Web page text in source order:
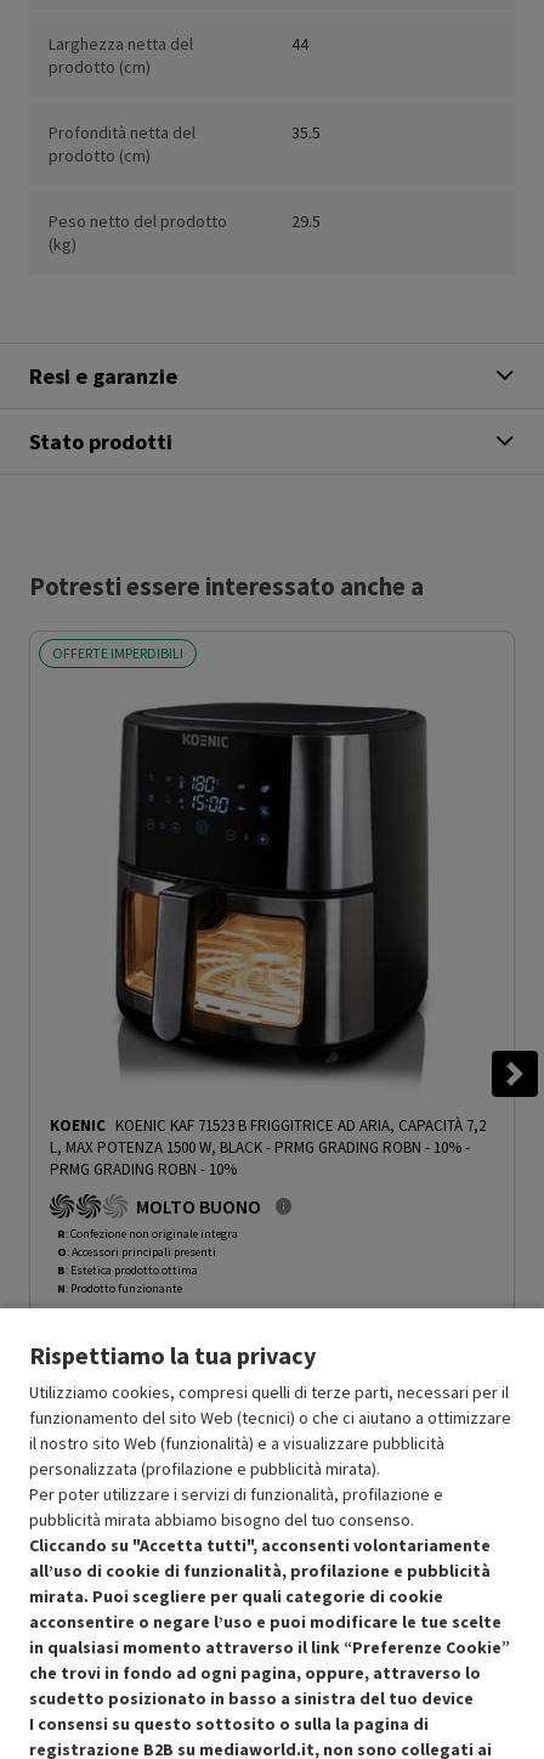
Larghezza netta del
prodotto (cm)
44
Profondità netta del
prodotto (cm)
35.5
Peso netto del prodotto
(kg)
29.5
Resi e garanzie
Stato prodotti
Potresti essere interessato anche a
OFFERTE IMPERDIBILI
KOENIC KOENIC KAF 71523 B FRIGGITRICE AD ARIA, CAPACITÀ 7,2
L, MAX POTENZA 1500 W, BLACK - PRMG GRADING ROBN - 10%-
PRMG GRADING ROBN - 10%
MOLTO BUONO
R: Confezione non originale integra
O: Accessori principali presenti
B: Estetica prodotto ottima
N: Prodotto funzionante
Ricondizionato Prezzo ridotto da
62.99 a-15%
In Promozione 53.54
Aggiungi al carrello
OFFERTE IMPERDIBILI
Risparmio garantito rispetto al corrispondente prodotto nuovo.
Condizioni generali di vendita Recedere dal contratto qui
Rispettiamo la tua privacy
Utilizziamo cookies, compresi quelli di terze parti, necessari per il
funzionamento del sito Web (tecnici) o che ci aiutano a ottimizzare
il nostro sito Web (funzionalità) e a visualizzare pubblicità
personalizzata (profilazione e pubblicità mirata).
Per poter utilizzare i servizi di funzionalità, profilazione e
pubblicità mirata abbiamo bisogno del tuo consenso.
Cliccando su "Accetta tutti", acconsenti volontariamente
all’uso di cookie di funzionalità, profilazione e pubblicità
mirata. Puoi scegliere per quali categorie di cookie
acconsentire o negare l’uso e puoi modificare le tue scelte
in qualsiasi momento attraverso il link “Preferenze Cookie”
che trovi in fondo ad ogni pagina, oppure, attraverso lo
scudetto posizionato in basso a sinistra del tuo device
I consensi su questo sottosito o sulla la pagina di
registrazione B2B su mediaworld.it, non sono collegati ai